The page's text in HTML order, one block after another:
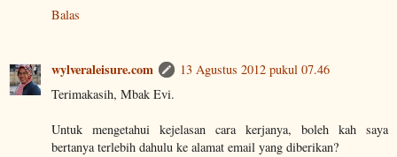
Balas
wylveraleisure.com
13 Agustus 2012 pukul 07.46
Terimakasih, Mbak Evi.
Untuk mengetahui kejelasan cara kerjanya, boleh kah saya
bertanya terlebih dahulu ke alamat email yang diberikan?